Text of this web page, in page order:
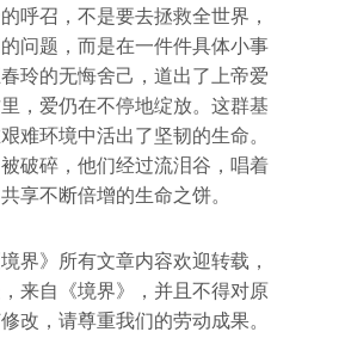
呼召，不是要去拯救全世界，
问题，而是在一件件具体小事
玲的无悔舍己，道出了上帝爱
，爱仍在不停地绽放。这群基
难环境中活出了坚韧的生命。
破碎，他们经过流泪谷，唱着
享不断倍增的生命之饼。
境界》所有文章内容欢迎转载，
来自《境界》，并且不得对原
改，请尊重我们的劳动成果。